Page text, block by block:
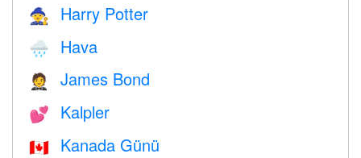
🧙 Harry Potter
🌧 Hava
🤵 James Bond
💕 Kalpler
🇨🇦 Kanada Günü